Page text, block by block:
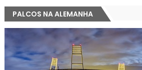
PALCOS NA ALEMANHA